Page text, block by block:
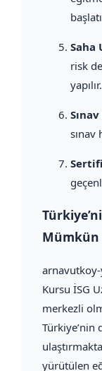
Saha
risk
yapılır.
sınav
Mümkün
arnavutkoy-
Kursu İSG
merkezli
Türkiye’nin
yürütülen